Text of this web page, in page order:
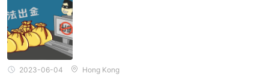
2023-06-04 Hong Kong